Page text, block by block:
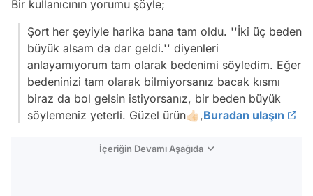
Bir kullanıcının yorumu şöyle;
Şort her şeyiyle harika bana tam oldu. ''İki üç beden
büyük alsam da dar geldi.'' diyenleri
anlayamıyorum tam olarak bedenimi söyledim. Eğer
bedeninizi tam olarak bilmiyorsanız bacak kısmı
biraz da bol gelsin istiyorsanız, bir beden büyük
söylemeniz yeterli. Güzel ürün👍🏻,Buradan ulaşın
İçeriğin Devamı Aşağıda